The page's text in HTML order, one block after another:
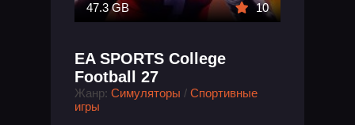
47.3 GB 10
EA SPORTS College
Football 27
Жанр: Симуляторы / Спортивные
игры